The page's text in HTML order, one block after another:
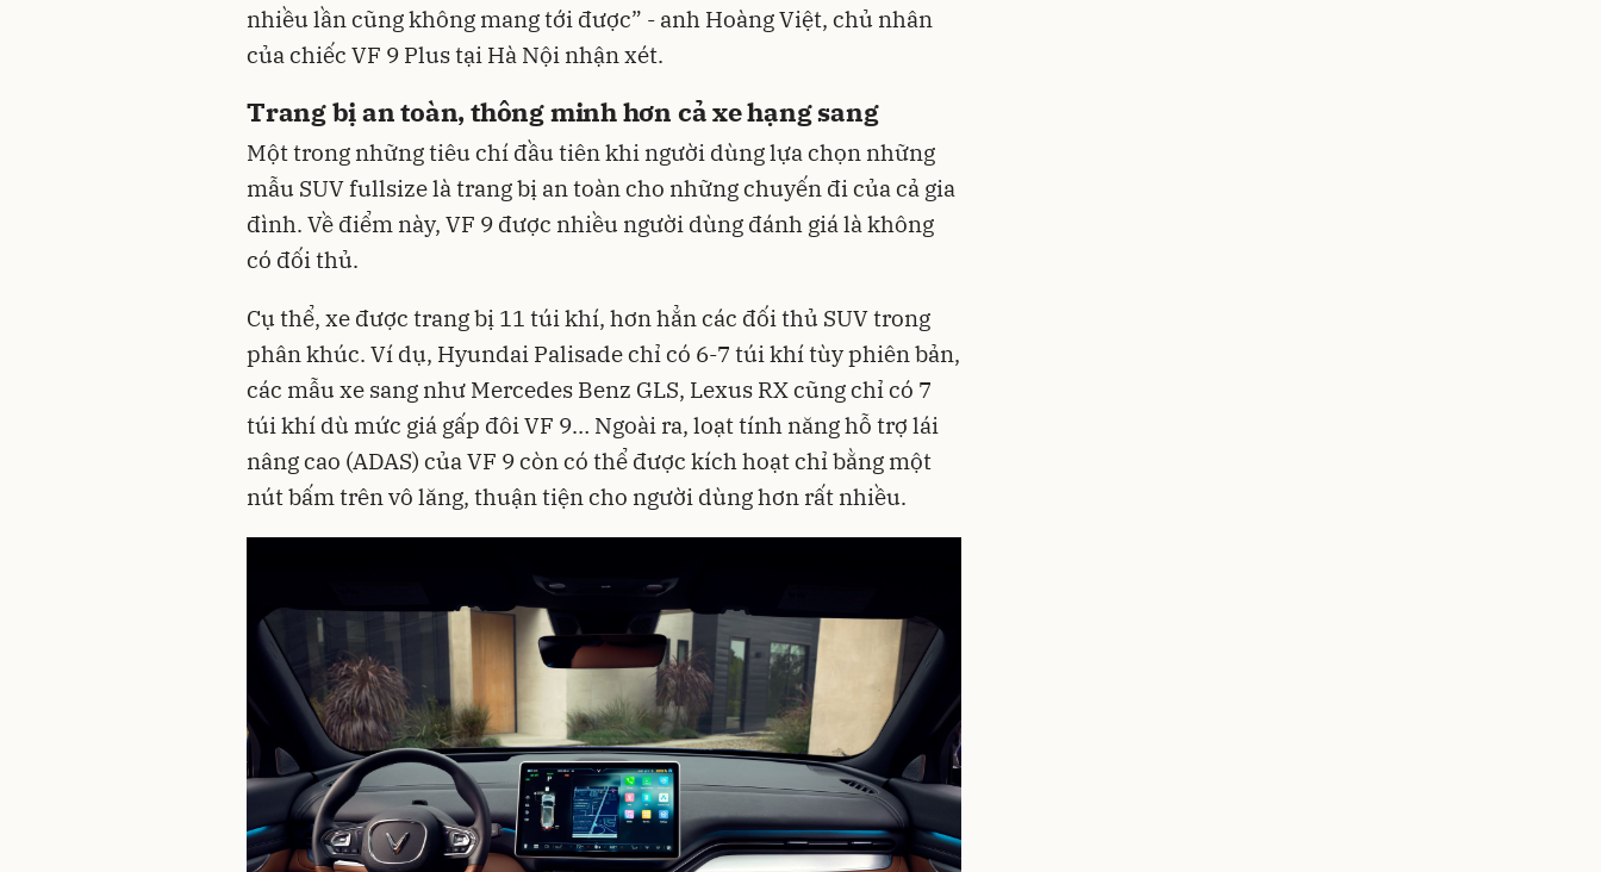
nhiều lần cũng không mang tới được” - anh Hoàng Việt, chủ nhân
của chiếc VF 9 Plus tại Hà Nội nhận xét.
Trang bị an toàn, thông minh hơn cả xe hạng sang
Một trong những tiêu chí đầu tiên khi người dùng lựa chọn những
mẫu SUV fullsize là trang bị an toàn cho những chuyến đi của cả gia
đình. Về điểm này, VF 9 được nhiều người dùng đánh giá là không
có đối thủ.
Cụ thể, xe được trang bị 11 túi khí, hơn hẳn các đối thủ SUV trong
phân khúc. Ví dụ, Hyundai Palisade chỉ có 6-7 túi khí tùy phiên bản,
các mẫu xe sang như Mercedes Benz GLS, Lexus RX cũng chỉ có 7
túi khí dù mức giá gấp đôi VF 9… Ngoài ra, loạt tính năng hỗ trợ lái
nâng cao (ADAS) của VF 9 còn có thể được kích hoạt chỉ bằng một
nút bấm trên vô lăng, thuận tiện cho người dùng hơn rất nhiều.